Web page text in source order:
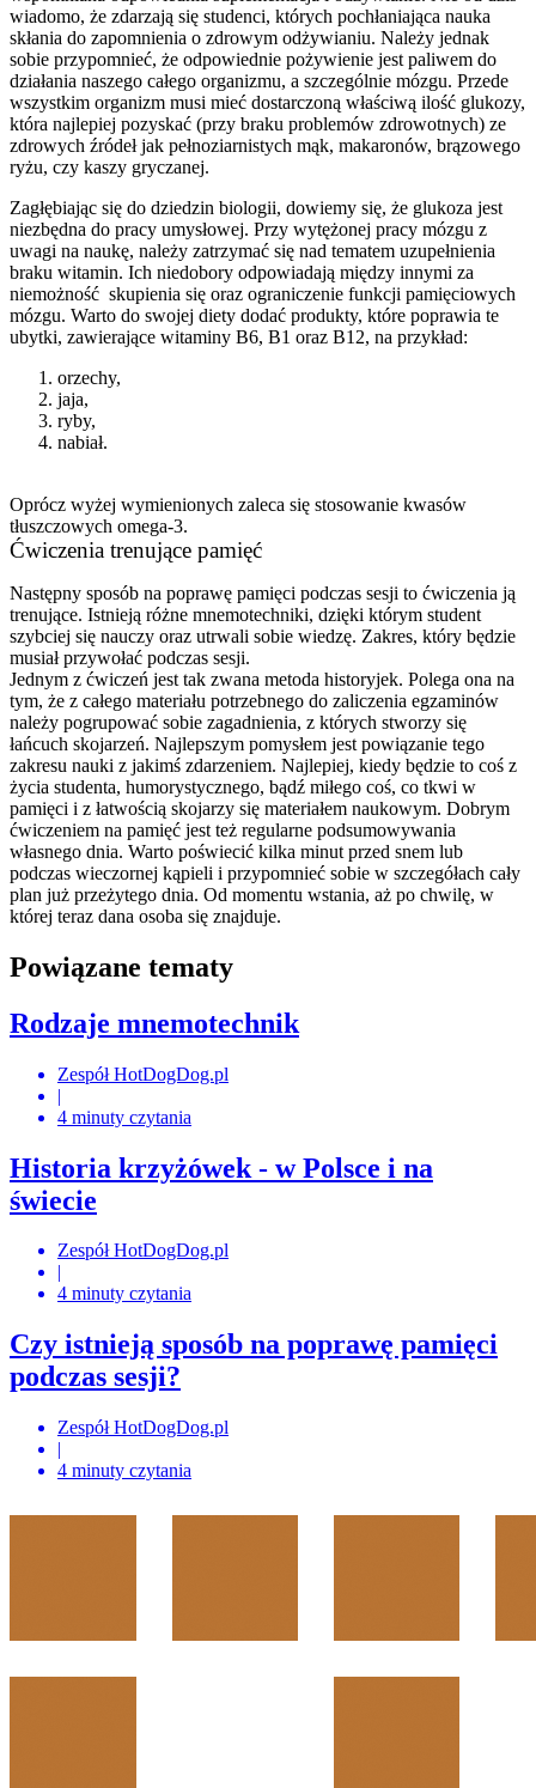
wiadomo, że zdarzają się studenci, których pochłaniająca nauka
skłania do zapomnienia o zdrowym odżywianiu. Należy jednak
sobie przypomnieć, że odpowiednie pożywienie jest paliwem do
działania naszego całego organizmu, a szczególnie mózgu. Przede
wszystkim organizm musi mieć dostarczoną właściwą ilość glukozy,
która najlepiej pozyskać (przy braku problemów zdrowotnych) ze
zdrowych źródeł jak pełnoziarnistych mąk, makaronów, brązowego
ryżu, czy kaszy gryczanej.
Zagłębiając się do dziedzin biologii, dowiemy się, że glukoza jest
niezbędna do pracy umysłowej. Przy wytężonej pracy mózgu z
uwagi na naukę, należy zatrzymać się nad tematem uzupełnienia
braku witamin. Ich niedobory odpowiadają między innymi za
niemożność skupienia się oraz ograniczenie funkcji pamięciowych
mózgu. Warto do swojej diety dodać produkty, które poprawia te
ubytki, zawierające witaminy B6, B1 oraz B12, na przykład:
orzechy,
jaja,
ryby,
nabiał.
Oprócz wyżej wymienionych zaleca się stosowanie kwasów
tłuszczowych omega-3.
Ćwiczenia trenujące pamięć
Następny sposób na poprawę pamięci podczas sesji to ćwiczenia ją
trenujące. Istnieją różne mnemotechniki, dzięki którym student
szybciej się nauczy oraz utrwali sobie wiedzę. Zakres, który będzie
musiał przywołać podczas sesji.
Jednym z ćwiczeń jest tak zwana metoda historyjek. Polega ona na
tym, że z całego materiału potrzebnego do zaliczenia egzaminów
należy pogrupować sobie zagadnienia, z których stworzy się
łańcuch skojarzeń. Najlepszym pomysłem jest powiązanie tego
zakresu nauki z jakimś zdarzeniem. Najlepiej, kiedy będzie to coś z
życia studenta, humorystycznego, bądź miłego coś, co tkwi w
pamięci i z łatwością skojarzy się materiałem naukowym. Dobrym
ćwiczeniem na pamięć jest też regularne podsumowywania
własnego dnia. Warto poświecić kilka minut przed snem lub
podczas wieczornej kąpieli i przypomnieć sobie w szczegółach cały
plan już przeżytego dnia. Od momentu wstania, aż po chwilę, w
której teraz dana osoba się znajduje.
Powiązane tematy
Rodzaje mnemotechnik
Zespół HotDogDog.pl
|
4 minuty czytania
Historia krzyżówek - w Polsce i na
świecie
Zespół HotDogDog.pl
|
4 minuty czytania
Czy istnieją sposób na poprawę pamięci
podczas sesji?
Zespół HotDogDog.pl
|
4 minuty czytania